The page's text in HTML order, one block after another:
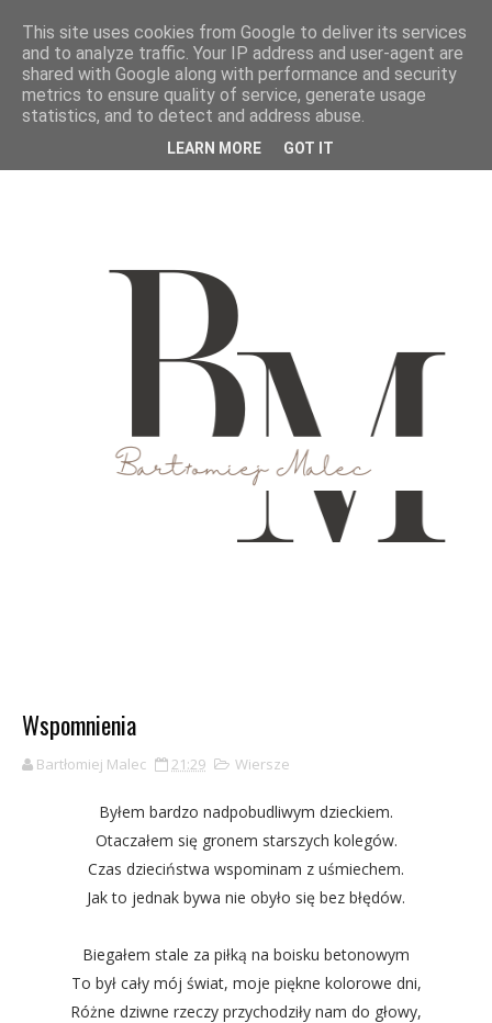
Wspomnienia
Bartłomiej Malec 21:29 Wiersze
Byłem bardzo nadpobudliwym dzieckiem.
Otaczałem się gronem starszych kolegów.
Czas dzieciństwa wspominam z uśmiechem.
Jak to jednak bywa nie obyło się bez błędów.
Biegałem stale za piłką na boisku betonowym
To był cały mój świat, moje piękne kolorowe dni,
Różne dziwne rzeczy przychodziły nam do głowy,
This site uses cookies from Google to deliver its services
and to analyze traffic. Your IP address and user-agent are
shared with Google along with performance and security
metrics to ensure quality of service, generate usage
statistics, and to detect and address abuse.
LEARN MORE GOT IT